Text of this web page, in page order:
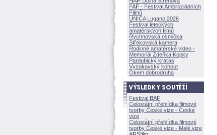
FAF - Festival Ambroziádních
Filmů
UNICA Lugano 2026
Festival leteckých
amatérských filmů
Rychnovská osmička
Střekovská kamera
Rodinné amatérské video -
Memoriál Zdeňka Kopky
Pardubický kraťas
Vysokovský kohout
Okem dobrodruha
Festival BAF
Celostátní přehlídka filmové
tvorby České vize - České
vize
Celostátní přehlídka filmové
tvorby České vize - Malé vize